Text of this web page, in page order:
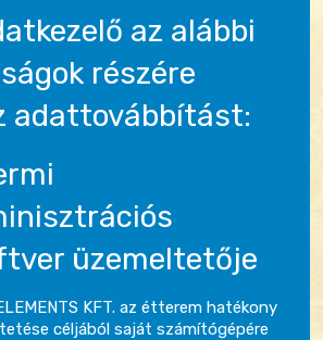
az alábbi
részére
adattovábbítást:
üzemeltetője
KFT. az étterem hatékony
céljából saját számítógépére